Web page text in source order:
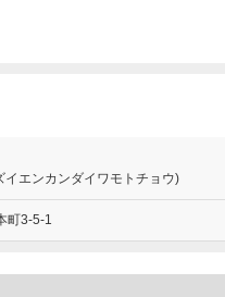
イエンカンダイワモトチョウ)
町3-5-1